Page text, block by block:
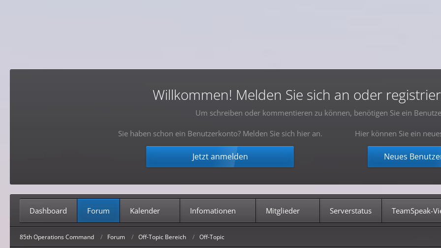
Willkommen! Melden Sie sich an oder
Um schreiben oder kommentieren zu können, benötigen Sie ein
Sie haben schon ein Benutzerkonto? Melden Sie sich hier an.
Jetzt anmelden
Hier können Sie ein
Neues
Dashboard Forum Kalender Infomationen Mitglieder Serverstatus TeamSpeak-
85th Operations Command Forum Off-Topic Bereich Off-Topic